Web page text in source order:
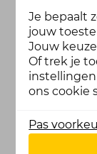
Je bepaalt
jouw
Jouw
Of trek je
ons cookie
Pas